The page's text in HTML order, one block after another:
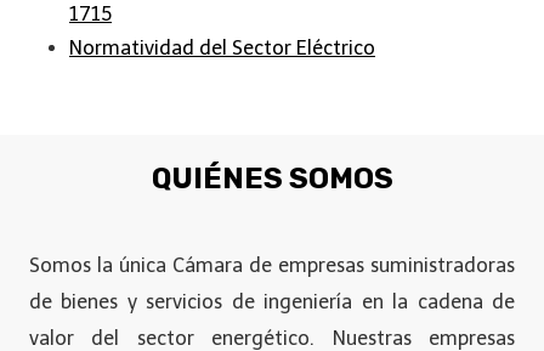
1715
Normatividad del Sector Eléctrico
QUIÉNES SOMOS
Somos la única Cámara de empresas suministradoras
de bienes y servicios de ingeniería en la cadena de
valor del sector energético. Nuestras empresas